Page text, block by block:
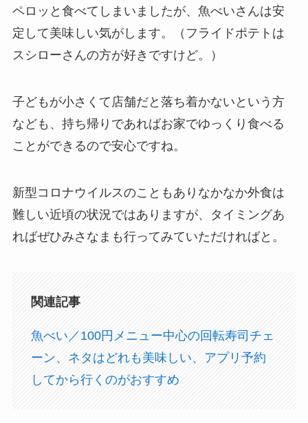
ペロッと食べてしまいましたが、魚べいさんは安
定して美味しい気がします。（フライドポテトは
スシローさんの方が好きですけど。）
子どもが小さくて店舗だと落ち着かないという方
なども、持ち帰りであればお家でゆっくり食べる
ことができるので安心ですね。
新型コロナウイルスのこともありなかなか外食は
難しい近頃の状況ではありますが、タイミングあ
ればぜひみさなまも行ってみていただければと。
関連記事
魚べい／100円メニュー中心の回転寿司チェ
ーン、ネタはどれも美味しい、アプリ予約
してから行くのがおすすめ